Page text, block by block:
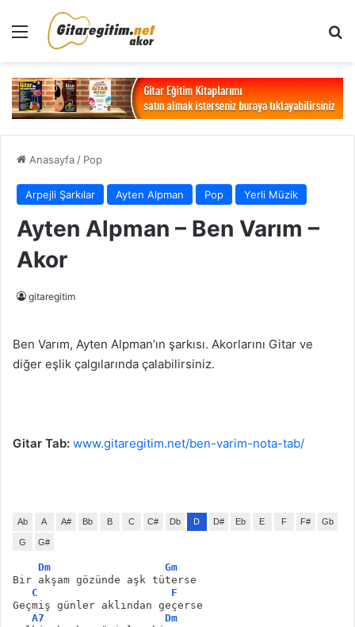
Menü
Anasayfa / Pop
Arpejli Şarkılar Ayten Alpman Pop Yerli Müzik
Ayten Alpman – Ben Varım –
Akor
gitaregitim
Ben Varım, Ayten Alpman’ın şarkısı. Akorlarını Gitar ve
diğer eşlik çalgılarında çalabilirsiniz.
Gitar Tab: www.gitaregitim.net/ben-varim-nota-tab/
Ab A A# Bb B C C# Db D D# Eb E F F# Gb
G G#
Dm
Gm
Bir akşam gözünde aşk tüterse
C
F
Geçmiş günler aklından geçerse
A7
Dm